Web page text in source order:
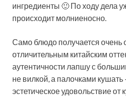
ингредиенты 🙂 По ходу дела
происходит молниеносно.
Само блюдо получается очень
отличительным китайским
аутентичности лапшу с
не вилкой, а палочками
эстетическое удовольствие от